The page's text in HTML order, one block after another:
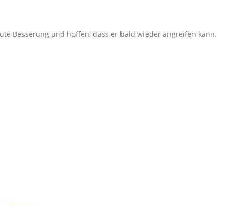
Besserung und hoffen, dass er bald wieder angreifen kann.